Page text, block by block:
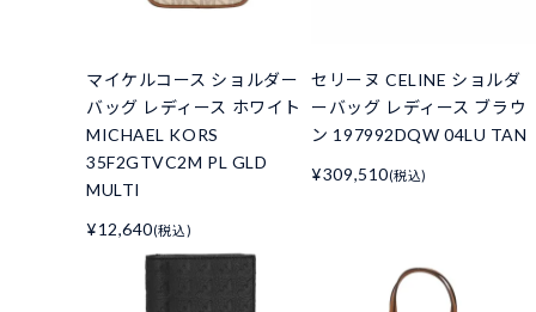
マイケルコース ショルダー
バッグ レディース ホワイト
MICHAEL KORS
35F2GTVC2M PL GLD
MULTI
¥12,640(税込)
セリーヌ CELINE ショルダ
ーバッグ レディース ブラウ
ン 197992DQW 04LU TAN
¥309,510(税込)